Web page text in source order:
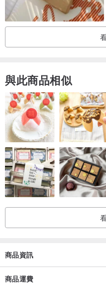
S I Z E
與此商品相似
商品資訊
商品運費